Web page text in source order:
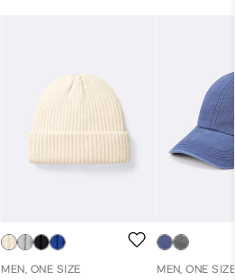
MEN, ONE SIZE
MEN, ONE